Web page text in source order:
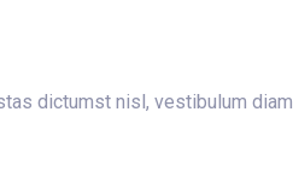
dictumst nisl, vestibulum